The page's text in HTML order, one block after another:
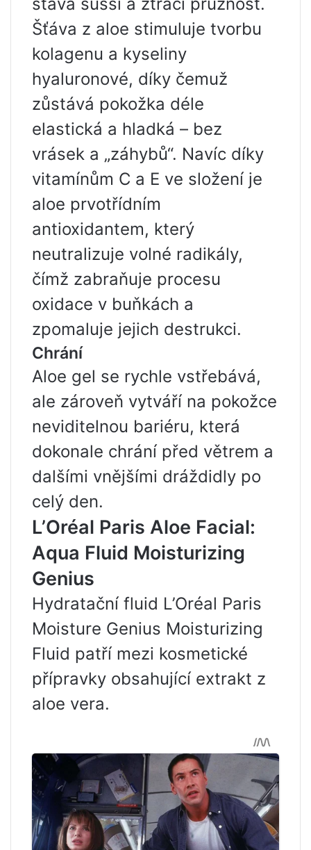
Šťáva z aloe stimuluje tvorbu
kolagenu a kyseliny
hyaluronové, díky čemuž
zůstává pokožka déle
elastická a hladká – bez
vrásek a „záhybů“. Navíc díky
vitamínům C a E ve složení je
aloe prvotřídním
antioxidantem, který
neutralizuje volné radikály,
čímž zabraňuje procesu
oxidace v buňkách a
zpomaluje jejich destrukci.
Chrání
Aloe gel se rychle vstřebává,
ale zároveň vytváří na pokožce
neviditelnou bariéru, která
dokonale chrání před větrem a
dalšími vnějšími dráždidly po
celý den.
L’Oréal Paris Aloe Facial:
Aqua Fluid Moisturizing
Genius
Hydratační fluid L’Oréal Paris
Moisture Genius Moisturizing
Fluid patří mezi kosmetické
přípravky obsahující extrakt z
aloe vera.